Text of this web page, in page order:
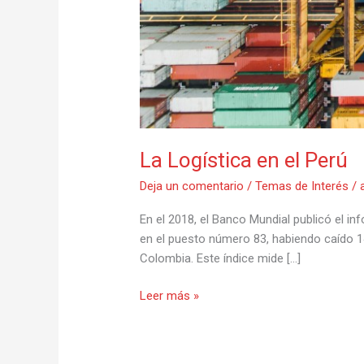
La Logística en el Perú
Deja un comentario /Temas de Interés /
En el 2018, el Banco Mundial publicó el
en el puesto número 83, habiendo caído
Colombia. Este índice mide […]
Leer más »